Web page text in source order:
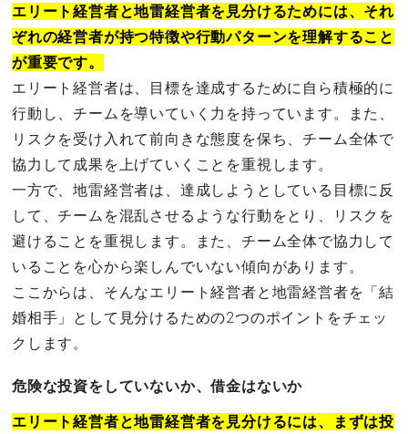
エリート経営者と地雷経営者を見分けるためには、それ
ぞれの経営者が持つ特徴や行動パターンを理解すること
が重要です。
エリート経営者は、目標を達成するために自ら積極的に
行動し、チームを導いていく力を持っています。また、
リスクを受け入れて前向きな態度を保ち、チーム全体で
協力して成果を上げていくことを重視します。
一方で、地雷経営者は、達成しようとしている目標に反
して、チームを混乱させるような行動をとり、リスクを
避けることを重視します。また、チーム全体で協力して
いることを心から楽しんでいない傾向があります。
ここからは、そんなエリート経営者と地雷経営者を「結
婚相手」として見分けるための2つのポイントをチェッ
クします。
危険な投資をしていないか、借金はないか
エリート経営者と地雷経営者を見分けるには、まずは投